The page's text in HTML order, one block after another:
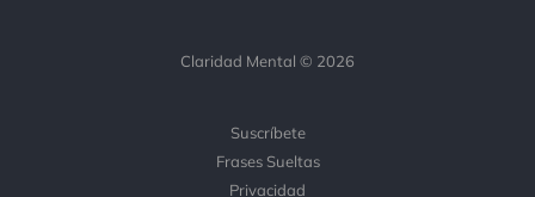
Claridad Mental © 2026
Suscríbete
Frases Sueltas
Privacidad